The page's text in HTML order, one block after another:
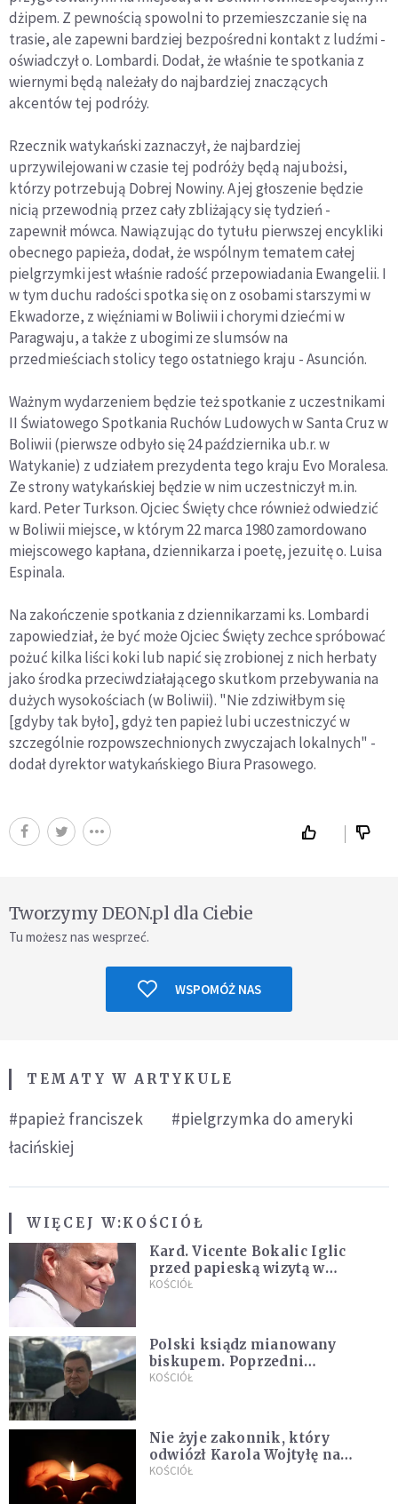
dżipem. Z pewnością spowolni to przemieszczanie się na
trasie, ale zapewni bardziej bezpośredni kontakt z ludźmi -
oświadczył o. Lombardi. Dodał, że właśnie te spotkania z
wiernymi będą należały do najbardziej znaczących
akcentów tej podróży.
Rzecznik watykański zaznaczył, że najbardziej
uprzywilejowani w czasie tej podróży będą najubożsi,
którzy potrzebują Dobrej Nowiny. A jej głoszenie będzie
nicią przewodnią przez cały zbliżający się tydzień -
zapewnił mówca. Nawiązując do tytułu pierwszej encykliki
obecnego papieża, dodał, że wspólnym tematem całej
pielgrzymki jest właśnie radość przepowiadania Ewangelii. I
w tym duchu radości spotka się on z osobami starszymi w
Ekwadorze, z więźniami w Boliwii i chorymi dziećmi w
Paragwaju, a także z ubogimi ze slumsów na
przedmieściach stolicy tego ostatniego kraju - Asunción.
Ważnym wydarzeniem będzie też spotkanie z uczestnikami
II Światowego Spotkania Ruchów Ludowych w Santa Cruz w
Boliwii (pierwsze odbyło się 24 października ub.r. w
Watykanie) z udziałem prezydenta tego kraju Evo Moralesa.
Ze strony watykańskiej będzie w nim uczestniczył m.in.
kard. Peter Turkson. Ojciec Święty chce również odwiedzić
w Boliwii miejsce, w którym 22 marca 1980 zamordowano
miejscowego kapłana, dziennikarza i poetę, jezuitę o. Luisa
Espinala.
Na zakończenie spotkania z dziennikarzami ks. Lombardi
zapowiedział, że być może Ojciec Święty zechce spróbować
pożuć kilka liści koki lub napić się zrobionej z nich herbaty
jako środka przeciwdziałającego skutkom przebywania na
dużych wysokościach (w Boliwii). "Nie zdziwiłbym się
[gdyby tak było], gdyż ten papież lubi uczestniczyć w
szczególnie rozpowszechnionych zwyczajach lokalnych" -
dodał dyrektor watykańskiego Biura Prasowego.
Tworzymy DEON.pl dla Ciebie
Tu możesz nas wesprzeć.
WSPOMÓŻ NAS
TEMATY W ARTYKULE
#papież franciszek
#pielgrzymka do ameryki
łacińskiej
WIĘCEJ W:KOŚCIÓŁ
Kard. Vicente Bokalic Iglic
przed papieską wizytą w
Argentynie: Nasz pokorny lud
KOŚCIÓŁ
Polski ksiądz mianowany
biskupem. Poprzedni
ordynariusz zrezygnował
KOŚCIÓŁ
Nie żyje zakonnik, który
odwiózł Karola Wojtyłę na
konklawe. Jan Paweł II nazywał
KOŚCIÓŁ